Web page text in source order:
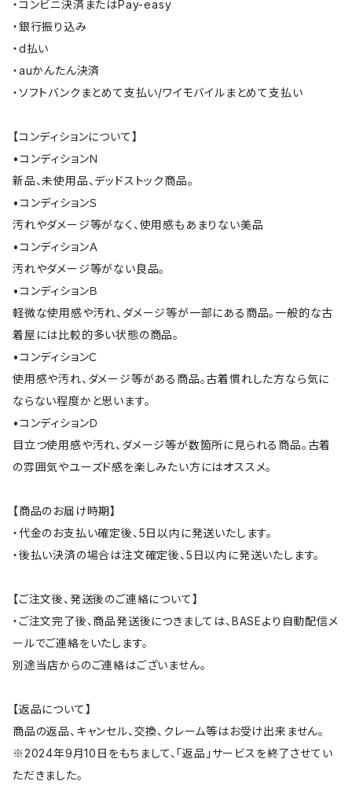
・コンビニ決済またはPay-easy
・銀行振り込み
・d払い
・auかんたん決済
・ソフトバンクまとめて支払い/ワイモバイルまとめて支払い
【コンディションについて】
•コンディションＮ
新品、未使用品、デッドストック商品。
•コンディションＳ
汚れやダメージ等がなく、使用感もあまりない美品
•コンディションＡ
汚れやダメージ等がない良品。
•コンディションＢ
軽微な使用感や汚れ、ダメージ等が一部にある商品。一般的な古
着屋には比較的多い状態の商品。
•コンディションＣ
使用感や汚れ、ダメージ等がある商品。古着慣れした方なら気に
ならない程度かと思います。
•コンディションＤ
目立つ使用感や汚れ、ダメージ等が数箇所に見られる商品。古着
の雰囲気やユーズド感を楽しみたい方にはオススメ。
【商品のお届け時期】
・代金のお支払い確定後、5日以内に発送いたします。
・後払い決済の場合は注文確定後、5日以内に発送いたします。
【ご注文後、発送後のご連絡について】
・ご注文完了後、商品発送後につきましては、BASEより自動配信メ
ールでご連絡をいたします。
別途当店からのご連絡はございません。
【返品について】
商品の返品、キャンセル、交換、クレーム等はお受け出来ません。
※2024年9月10日をもちまして、「返品」サービスを終了させてい
ただきました。